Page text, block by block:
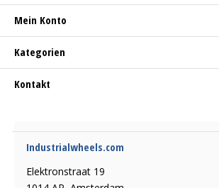
Mein Konto
Kategorien
Kontakt
Industrialwheels.com
Elektronstraat 19